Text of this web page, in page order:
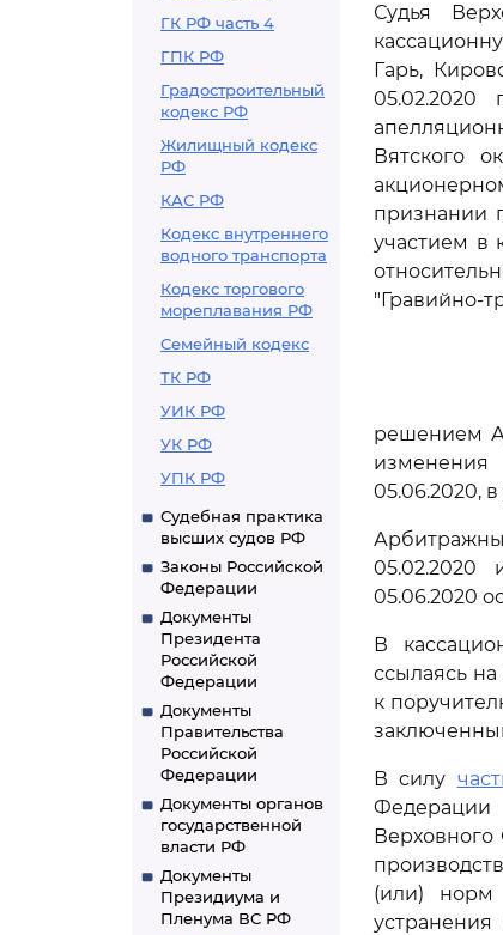
ГК РФ часть 4
ГПК РФ
Градостроительный
кодекс РФ
Жилищный кодекс
РФ
КАС РФ
Кодекс внутреннего
водного транспорта
Кодекс торгового
мореплавания РФ
Семейный кодекс
ТК РФ
УИК РФ
УК РФ
УПК РФ
Судебная практика
высших судов РФ
Законы Российской
Федерации
Документы
Президента
Российской
Федерации
Документы
Правительства
Российской
Федерации
Документы органов
государственной
власти РФ
Документы
Президиума и
Пленума ВС РФ
Судья
Гарь,
05.02.2020
Вятского
признании
участием в
"Гравийно-
решением
изменения
05.06.2020,
05.02.2020
05.06.2020
В
ссылаясь
к
В силу
Верховного
(или) норм